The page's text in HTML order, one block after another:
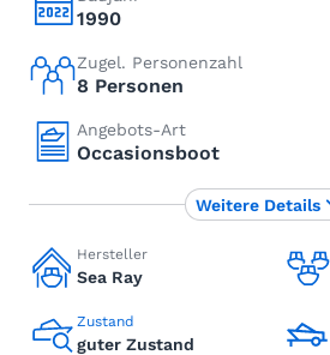
1990
Zugel. Personenzahl
8 Personen
Angebots-Art
Occasionsboot
Hersteller
Sea Ray
Zustand
guter Zustand
Weitere Details